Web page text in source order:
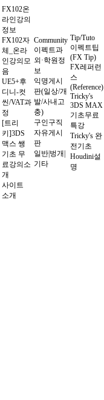
FX102온
라인강의
정보
FX102자
체_온라
인강의모
음
UE5+후
디니-컷
씬/VAT과
정
[트리
키]3DS
맥스 쌩
기초 무
료강의소
개
사이트
소개
Community
이펙트과
외·학원정
보
익명게시
판(일상/개
발/사내고
충)
구인구직
자유게시
판
일반|벙개|
기타
Tip/Tuto
이펙트팁
(FX Tip)
FX레퍼런
스
(Reference)
Tricky's
3DS MAX
기초무료
특강
Tricky's 완
전기초
Houdini설
명